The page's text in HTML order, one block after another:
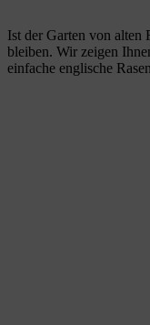
Ist der Garten von alten
bleiben. Wir zeigen
einfache englische